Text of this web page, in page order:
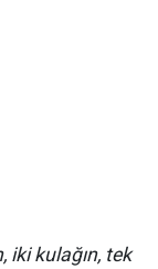
iki kulağın, tek